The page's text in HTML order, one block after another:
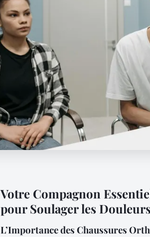
Votre Compagnon
pour Soulager les
L’Importance des Chaussures